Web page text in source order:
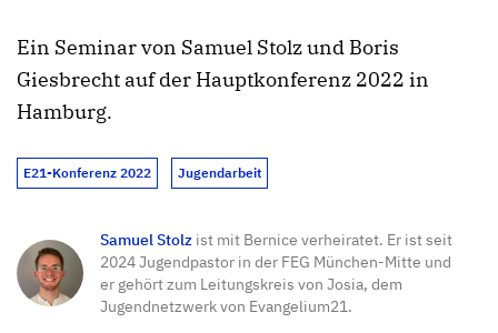
Ein Seminar von Samuel Stolz und Boris
Giesbrecht auf der Hauptkonferenz 2022 in
Hamburg.
E21-Konferenz 2022 Jugendarbeit
Samuel Stolz ist mit Bernice verheiratet. Er ist seit
2024 Jugendpastor in der FEG München-Mitte und
er gehört zum Leitungskreis von Josia, dem
Jugendnetzwerk von Evangelium21.